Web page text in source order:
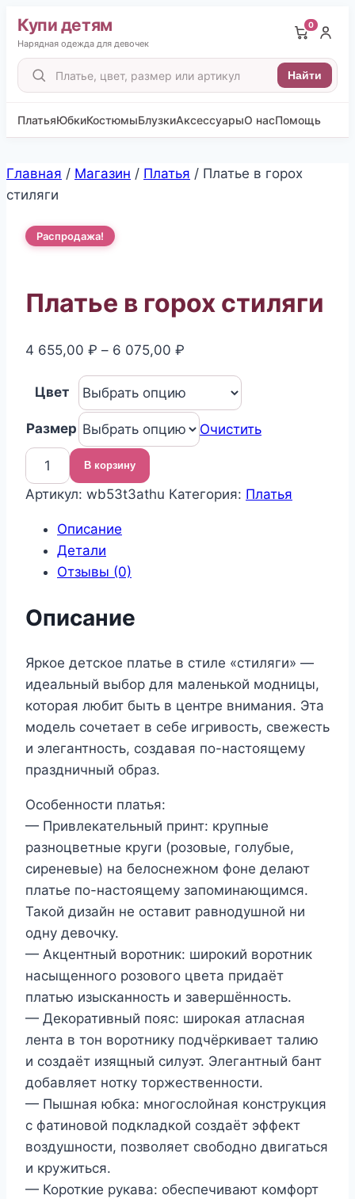
Купи детям
Нарядная одежда для девочек
Поиск
товаров
Найти
0
ПлатьяЮбкиКостюмыБлузкиАксессуарыО насПомощь
Перейти
к
Главная / Магазин / Платья / Платье в горох
стиляги
Распродажа!
Платье в горох стиляги
4 655,00 ₽ – 6 075,00 ₽
4
655,00 ₽
–
Цвет
Размер Очистить
Количество
товара
горох
стиляги
В корзину
Артикул: wb53t3athu Категория: Платья
Описание
Детали
Отзывы (0)
Описание
Яркое детское платье в стиле «стиляги» —
идеальный выбор для маленькой модницы,
которая любит быть в центре внимания. Эта
модель сочетает в себе игривость, свежесть
и элегантность, создавая по-настоящему
праздничный образ.
Особенности платья:
— Привлекательный принт: крупные
разноцветные круги (розовые, голубые,
сиреневые) на белоснежном фоне делают
платье по-настоящему запоминающимся.
Такой дизайн не оставит равнодушной ни
одну девочку.
— Акцентный воротник: широкий воротник
насыщенного розового цвета придаёт
платью изысканность и завершённость.
— Декоративный пояс: широкая атласная
лента в тон воротнику подчёркивает талию
и создаёт изящный силуэт. Элегантный бант
добавляет нотку торжественности.
— Пышная юбка: многослойная конструкция
с фатиновой подкладкой создаёт эффект
воздушности, позволяет свободно двигаться
и кружиться.
— Короткие рукава: обеспечивают комфорт